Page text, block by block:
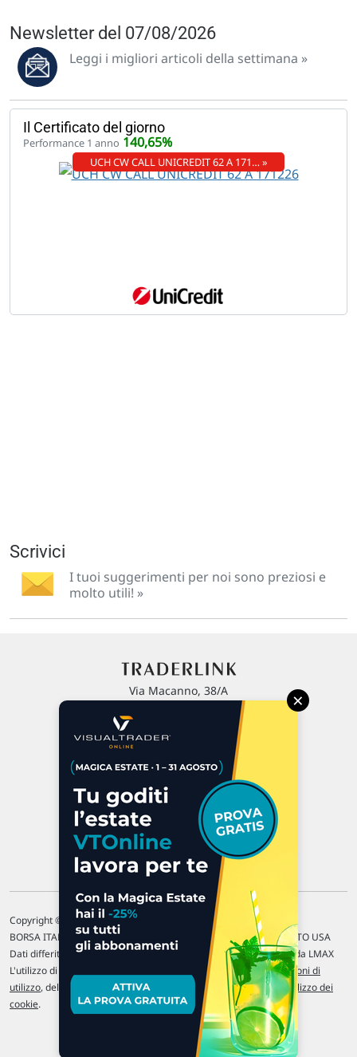
Newsletter del 07/08/2026
Leggi i migliori articoli della settimana »
Il Certificato del giorno
Performance 1 anno 140,65%
UCH CW CALL UNICREDIT 62 A 171… »
Scrivici
I tuoi suggerimenti per noi sono preziosi e
molto utili! »
Via Macanno, 38/A
P.IVA 02 452 460 401
Chi siamo
Commenti e segnalazioni
Contattaci
Copyright © 1996-2026 Traderlink Italia s.r.l.
BORSA ITALIANA Quotazioni di borsa differite di 15 min. / MERCATO USA
Dati differiti di 15 min. (fonte Intrinio) / FOREX Quotazioni fornite da LMAX
L'utilizzo di questo sito implica l'accettazione delle nostre Condizioni di
utilizzo, del Disclaimer MAR, delle Politiche sulla privacye dell' Utilizzo dei
cookie.
×